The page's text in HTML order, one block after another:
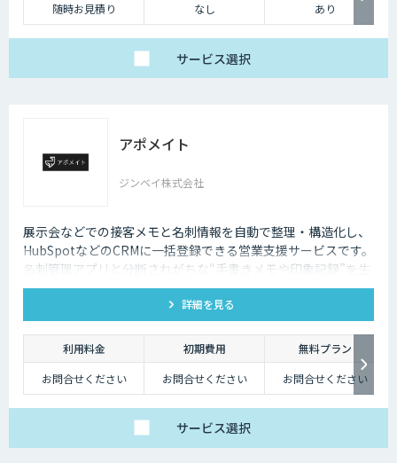
随時お見積り
なし あり
サービス選択
アポメイト
ジンベイ株式会社
展示会などでの接客メモと名刺情報を自動で整理・構造化し、
HubSpotなどのCRMに一括登録できる営業支援サービスです。
名刺管理アプリと分断されがちな“手書きメモや印象記録”を生
成AIで読み取ります。
詳細を見る
利用料金 初期費用
無料プラン
お問合せください
お問合せください お問合せください
サービス選択